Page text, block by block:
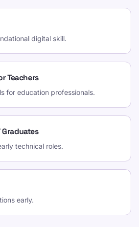
digital skill.
Teachers
for education professionals.
technical roles.
early.